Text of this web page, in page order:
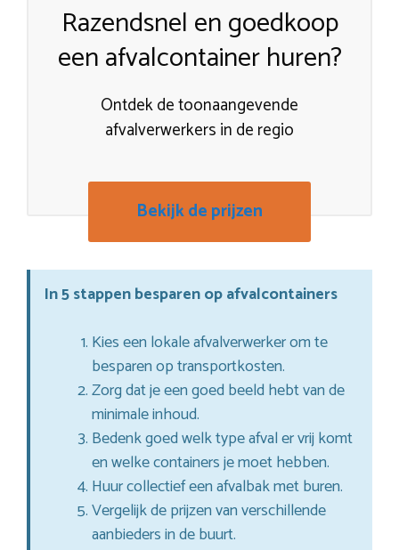
Razendsnel en goedkoop
een afvalcontainer huren?
Ontdek de toonaangevende
afvalverwerkers in de regio
Bekijk de prijzen
In 5 stappen besparen op afvalcontainers
Kies een lokale afvalverwerker om te
besparen op transportkosten.
Zorg dat je een goed beeld hebt van de
minimale inhoud.
Bedenk goed welk type afval er vrij komt
en welke containers je moet hebben.
Huur collectief een afvalbak met buren.
Vergelijk de prijzen van verschillende
aanbieders in de buurt.